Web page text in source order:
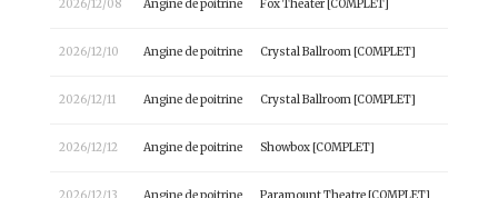
2026/12/08 Angine de poitrine Fox Theater [COMPLET]
2026/12/10 Angine de poitrine Crystal Ballroom [COMPLET]
2026/12/11 Angine de poitrine Crystal Ballroom [COMPLET]
2026/12/12 Angine de poitrine Showbox [COMPLET]